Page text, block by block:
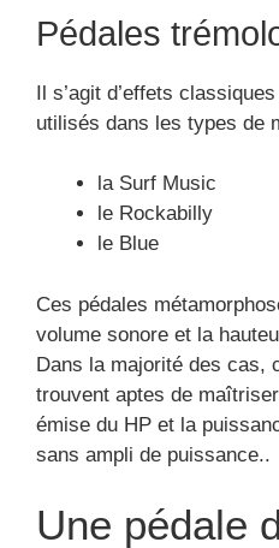
Pédales
Il s’agit d’effets
utilisés dans les types de
la Surf Music
le Rockabilly
le Blue
Ces pédales
volume sonore et la
Dans la majorité des cas,
trouvent aptes de
émise du HP et la
sans ampli de puissance..
Une pédale